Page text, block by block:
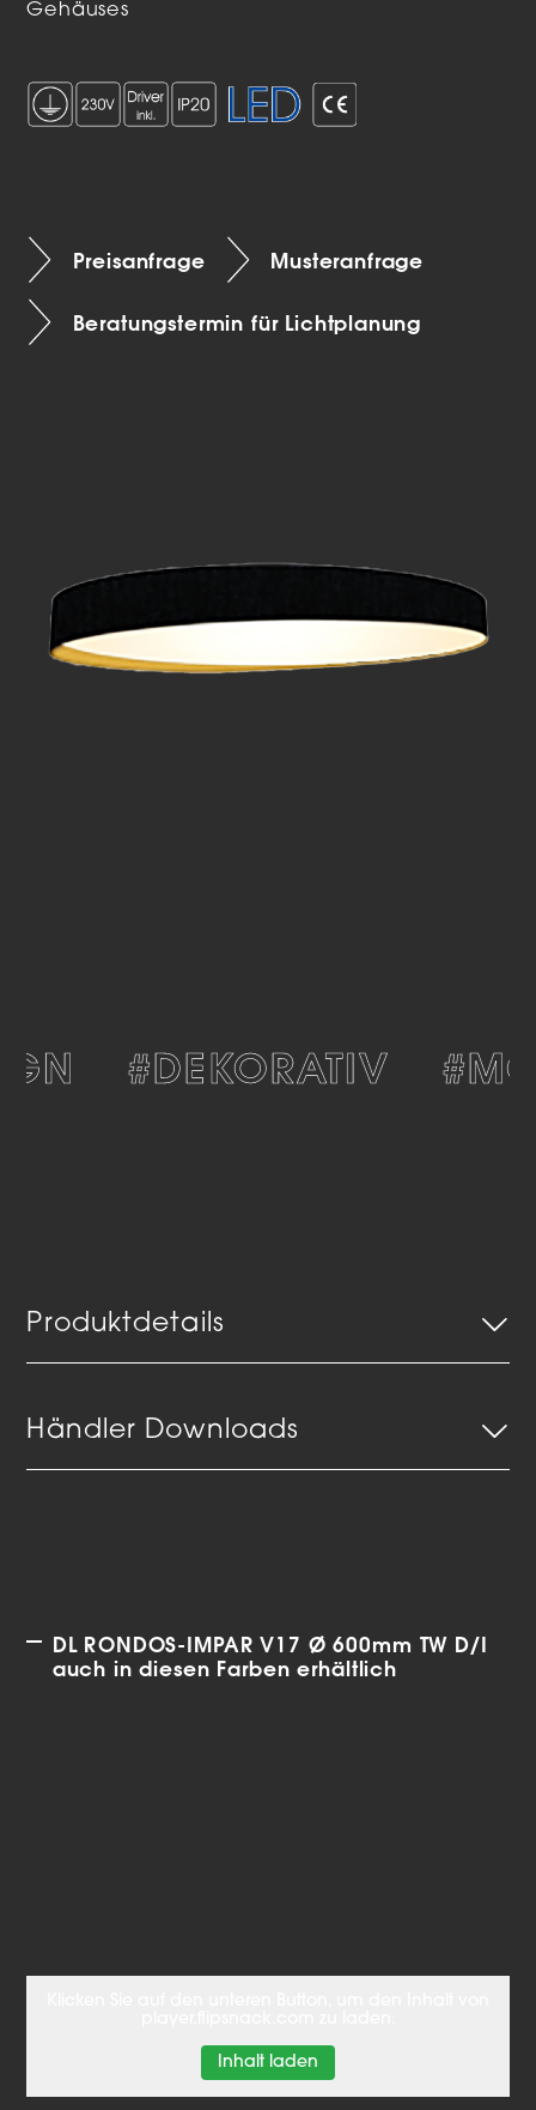
Gehäuses
Preisanfrage Musteranfrage
Beratungstermin für Lichtplanung
#DEKORATIV
Produktdetails
Händler Downloads
DL RONDOS-IMPAR V17 Ø 600mm TW D/I
auch in diesen Farben erhältlich
Inhalt laden